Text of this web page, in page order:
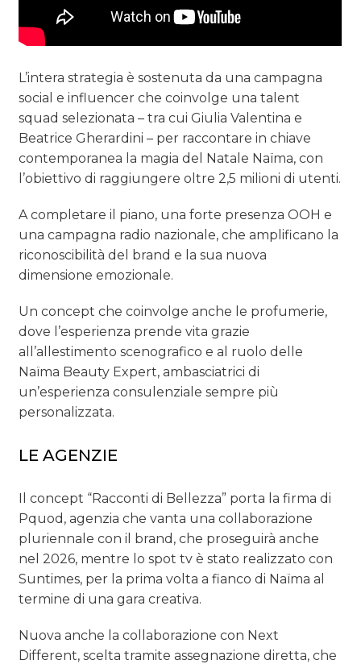
L’intera strategia è sostenuta da una campagna
social e influencer che coinvolge una talent
squad selezionata – tra cui Giulia Valentina e
Beatrice Gherardini – per raccontare in chiave
contemporanea la magia del Natale Naïma, con
l’obiettivo di raggiungere oltre 2,5 milioni di utenti.
A completare il piano, una forte presenza OOH e
una campagna radio nazionale, che amplificano la
riconoscibilità del brand e la sua nuova
dimensione emozionale.
Un concept che coinvolge anche le profumerie,
dove l’esperienza prende vita grazie
all’allestimento scenografico e al ruolo delle
Naïma Beauty Expert, ambasciatrici di
un’esperienza consulenziale sempre più
personalizzata.
LE AGENZIE
Il concept “Racconti di Bellezza” porta la firma di
Pquod, agenzia che vanta una collaborazione
pluriennale con il brand, che proseguirà anche
nel 2026, mentre lo spot tv è stato realizzato con
Suntimes, per la prima volta a fianco di Naïma al
termine di una gara creativa.
Nuova anche la collaborazione con Next
Different, scelta tramite assegnazione diretta, che